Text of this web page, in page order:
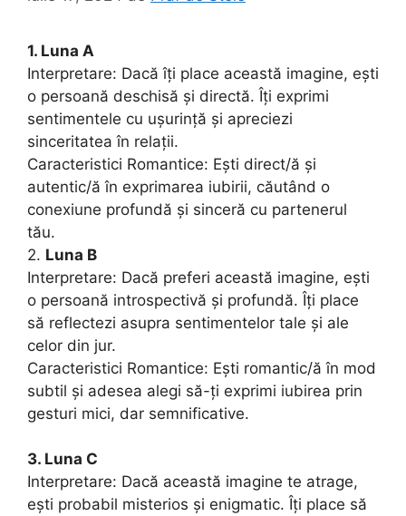
1. Luna A
Interpretare: Dacă îți place această imagine, ești
o persoană deschisă și directă. Îți exprimi
sentimentele cu ușurință și apreciezi
sinceritatea în relații.
Caracteristici Romantice: Ești direct/ă și
autentic/ă în exprimarea iubirii, căutând o
conexiune profundă și sinceră cu partenerul
tău.
2. Luna B
Interpretare: Dacă preferi această imagine, ești
o persoană introspectivă și profundă. Îți place
să reflectezi asupra sentimentelor tale și ale
celor din jur.
Caracteristici Romantice: Ești romantic/ă în mod
subtil și adesea alegi să-ți exprimi iubirea prin
gesturi mici, dar semnificative.
3. Luna C
Interpretare: Dacă această imagine te atrage,
ești probabil misterios și enigmatic. Îți place să